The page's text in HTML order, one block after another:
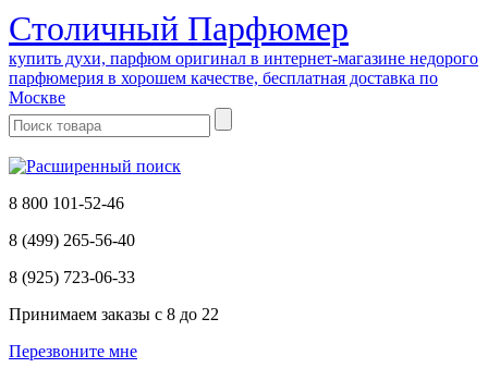
Cтоличный Парфюмер
купить духи, парфюм оригинал в интернет-магазине недорого
парфюмерия в хорошем качестве, бесплатная доставка по
Москве
8 800 101-52-46
8 (499) 265-56-40
8 (925) 723-06-33
Принимаем заказы с 8 до 22
Перезвоните мне